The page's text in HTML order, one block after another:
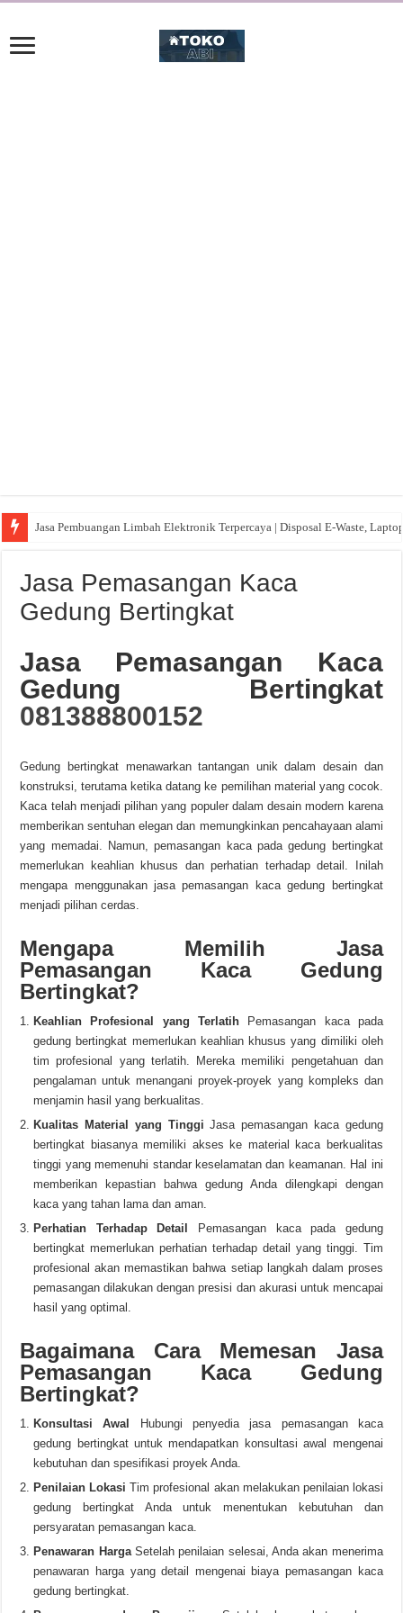
Jasa Pembuangan Limbah Elektronik Terpercaya | Disposal E-Waste,
Jasa Pemasangan Kaca
Gedung Bertingkat
Jasa Pemasangan Kaca
Gedung Bertingkat
081388800152
Gedung bertingkat menawarkan tantangan unik dalam desain dan
konstruksi, terutama ketika datang ke pemilihan material yang cocok.
Kaca telah menjadi pilihan yang populer dalam desain modern karena
memberikan sentuhan elegan dan memungkinkan pencahayaan alami
yang memadai. Namun, pemasangan kaca pada gedung bertingkat
memerlukan keahlian khusus dan perhatian terhadap detail. Inilah
mengapa menggunakan jasa pemasangan kaca gedung bertingkat
menjadi pilihan cerdas.
Mengapa Memilih Jasa
Pemasangan Kaca Gedung
Bertingkat?
Keahlian Profesional yang Terlatih
Pemasangan kaca pada
gedung bertingkat memerlukan keahlian khusus yang dimiliki oleh
tim profesional yang terlatih. Mereka memiliki pengetahuan dan
pengalaman untuk menangani proyek-proyek yang kompleks dan
menjamin hasil yang berkualitas.
Kualitas Material yang TinggiJasa pemasangan kaca gedung
bertingkat biasanya memiliki akses ke material kaca berkualitas
tinggi yang memenuhi standar keselamatan dan keamanan. Hal ini
memberikan kepastian bahwa gedung Anda dilengkapi dengan
kaca yang tahan lama dan aman.
Perhatian Terhadap Detail
Pemasangan kaca pada gedung
bertingkat memerlukan perhatian terhadap detail yang tinggi. Tim
profesional akan memastikan bahwa setiap langkah dalam proses
pemasangan dilakukan dengan presisi dan akurasi untuk mencapai
hasil yang optimal.
Bagaimana Cara Memesan Jasa
Pemasangan Kaca Gedung
Bertingkat?
Konsultasi Awal
Hubungi penyedia jasa pemasangan kaca
gedung bertingkat untuk mendapatkan konsultasi awal mengenai
kebutuhan dan spesifikasi proyek Anda.
Penilaian Lokasi Tim profesional akan melakukan penilaian lokasi
gedung bertingkat Anda untuk menentukan kebutuhan dan
persyaratan pemasangan kaca.
Penawaran HargaSetelah penilaian selesai, Anda akan menerima
penawaran harga yang detail mengenai biaya pemasangan kaca
gedung bertingkat.